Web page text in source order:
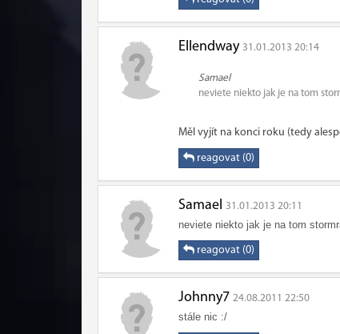
Ellendway 31.01.2013 20:14
Samael
neviete niekto jak je na tom
Měl vyjít na konci roku (tedy
reagovat (0)
Samael 31.01.2013 20:11
neviete niekto jak je na tom
reagovat (0)
Johnny7 24.08.2011 22:50
stále nic :/